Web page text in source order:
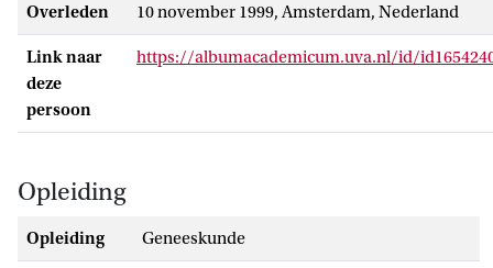
Overleden 10 november 1999, Amsterdam, Nederland
Link naar
deze
persoon
https://albumacademicum.uva.nl/id/
Opleiding
Opleiding Geneeskunde